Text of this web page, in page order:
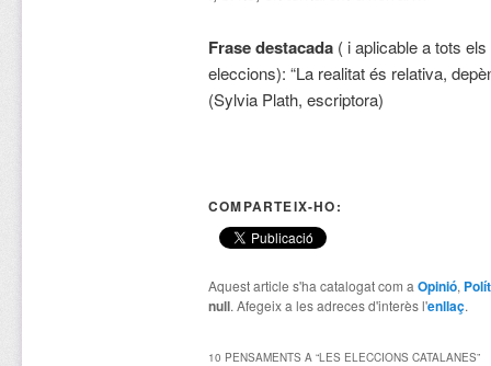
Frase destacada( i aplicable a tots
eleccions): “La realitat és relativa,
(Sylvia Plath, escriptora)
COMPARTEIX-HO:
Aquest article s'ha catalogat com aOpinió,
null. Afegeix a les adreces d'interès l'enllaç.
10 PENSAMENTS A “LES ELECCIONS CATALANES”